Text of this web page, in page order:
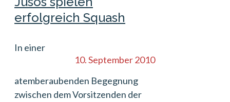
erfolgreich Squash
10. September 2010
In einer
atemberaubenden Begegnung
zwischen dem Vorsitzenden der